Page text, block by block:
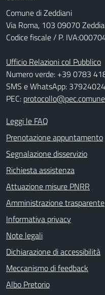
Comune di Zeddiani
Via Roma, 103 09070
Codice fiscale / P.
Ufficio Relazioni col Pubblico
Numero verde: +39 0783
SMS e WhatsApp:
PEC:
Leggi le FAQ
Prenotazione appuntamento
Segnalazione disservizio
Richiesta assistenza
Attuazione misure PNRR
Amministrazione trasparente
Informativa privacy
Note legali
Dichiarazione di accessibilità
Meccanismo di feedback
Albo Pretorio